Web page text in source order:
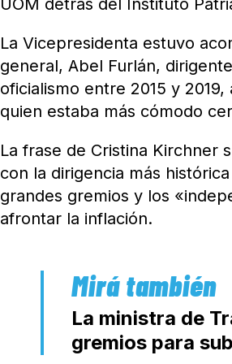
UOM detrás del Instituto
La Vicepresidenta estuvo
general, Abel Furlán,
oficialismo entre 2015 y
quien estaba más cómodo
La frase de Cristina Kirchner
con la dirigencia más
grandes gremios y los
afrontar la inflación.
La ministra de
gremios para